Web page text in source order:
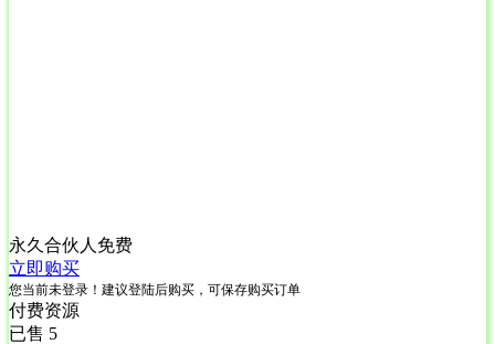
永久合伙人 免费
立即购买
您当前未登录！建议登陆后购买，可保存购买订单
付费资源
已售 5